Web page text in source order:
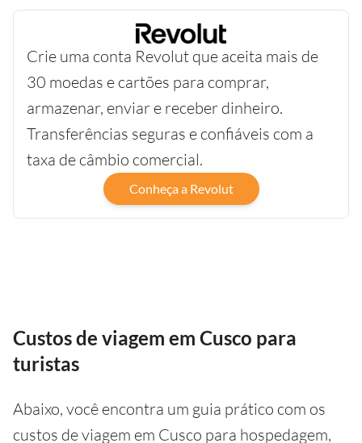
Crie uma conta Revolut que aceita mais de
30 moedas e cartões para comprar,
armazenar, enviar e receber dinheiro.
Transferências seguras e confiáveis com a
taxa de câmbio comercial.
Conheça a Revolut
Custos de viagem em Cusco para
turistas
Abaixo, você encontra um guia prático com os
custos de viagem em Cusco para hospedagem,